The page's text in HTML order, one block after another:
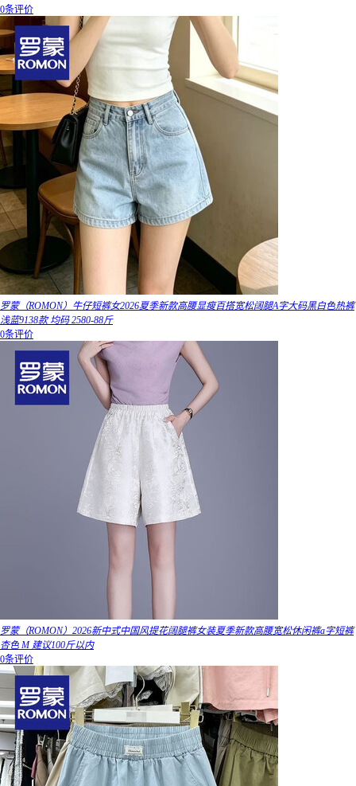
0条评价
罗蒙（ROMON）牛仔短裤女2026夏季新款高腰显瘦百搭宽松阔腿A字大码黑白色热裤
浅蓝9138款 均码 2580-88斤
0条评价
罗蒙（ROMON）2026新中式中国风提花阔腿裤女装夏季新款高腰宽松休闲裤a字短裤
杏色 M 建议100斤以内
0条评价